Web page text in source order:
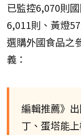
已監控6,070則
6,011則、黃燈
選購外國食品之
義：
編輯推薦》
丁、蛋塔能